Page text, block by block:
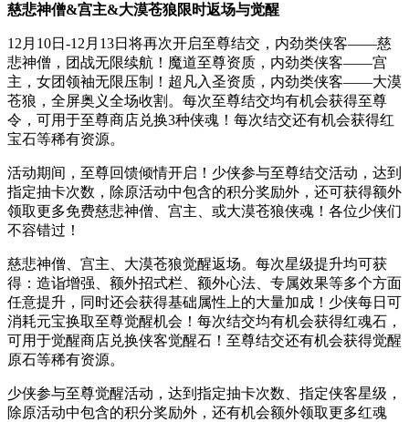
慈悲神僧&宫主&大漠苍狼限时返场与觉醒
12月10日-12月13日将再次开启至尊结交，内劲类侠客——慈
悲神僧，团战无限续航！魔道至尊资质，内劲类侠客——宫
主，女团领袖无限压制！超凡入圣资质，内劲类侠客——大漠
苍狼，全屏奥义全场收割。每次至尊结交均有机会获得至尊
令，可用于至尊商店兑换3种侠魂！每次结交还有机会获得红
宝石等稀有资源。
活动期间，至尊回馈倾情开启！少侠参与至尊结交活动，达到
指定抽卡次数，除原活动中包含的积分奖励外，还可获得额外
领取更多免费慈悲神僧、宫主、或大漠苍狼侠魂！各位少侠们
不容错过！
慈悲神僧、宫主、大漠苍狼觉醒返场。每次星级提升均可获
得：造诣增强、额外招式栏、额外心法、专属效果等多个方面
任意提升，同时还会获得基础属性上的大量加成！少侠每日可
消耗元宝换取至尊觉醒机会！每次结交均有机会获得红魂石，
可用于觉醒商店兑换侠客觉醒石！至尊结交还有机会获得觉醒
原石等稀有资源。
少侠参与至尊觉醒活动，达到指定抽卡次数、指定侠客星级，
除原活动中包含的积分奖励外，还有机会额外领取更多红魂